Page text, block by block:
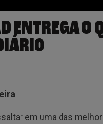
ENTREGA O
em uma das